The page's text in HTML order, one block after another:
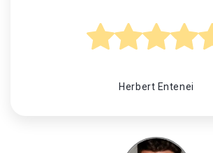
Herbert Entenei